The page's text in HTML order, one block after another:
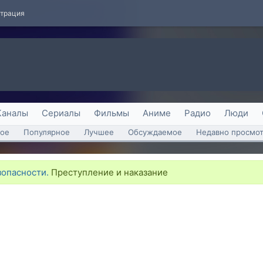
Сериалы Фильмы Аниме Радио Люди
Популярное Лучшее Обсуждаемое Недавно
Преступление и наказание